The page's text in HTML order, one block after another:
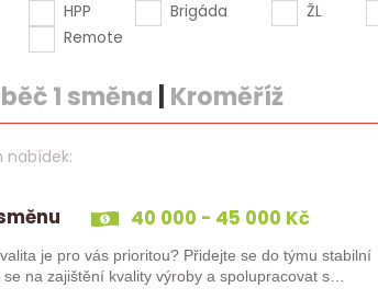
HPP
Brigáda ŽL
Remote
1 směna Kroměříž
nabídek:
40 000 - 45 000 Kč
Přidejte se do týmu stabilní
na zajištění kvality výroby a spolupracovat s…